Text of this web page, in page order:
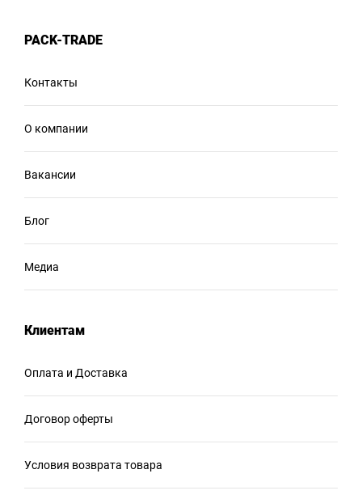
PACK-TRADE
Контакты
О компании
Вакансии
Блог
Медиа
Клиентам
Оплата и Доставка
Договор оферты
Условия возврата товара